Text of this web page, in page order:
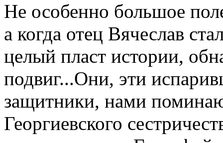
Не особенно большое
а когда отец Вячеслав
целый пласт истории,
подвиг...Они, эти
защитники, нами
Георгиевского